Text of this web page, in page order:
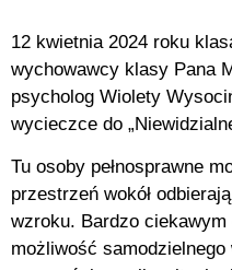
12 kwietnia 2024 roku
wychowawcy klasy Pana
psycholog Wiolety
wycieczce do
Tu osoby pełnosprawne
przestrzeń wokół
wzroku. Bardzo
możliwość